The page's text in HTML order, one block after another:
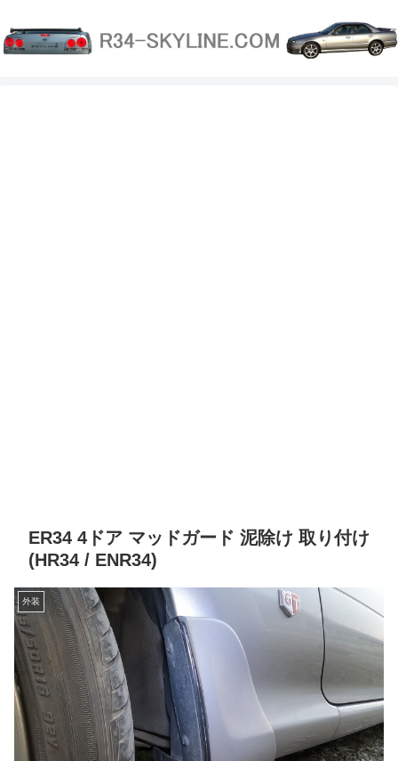
ER34 4ドア マッドガード 泥除け 取り付け
(HR34 / ENR34)
外装